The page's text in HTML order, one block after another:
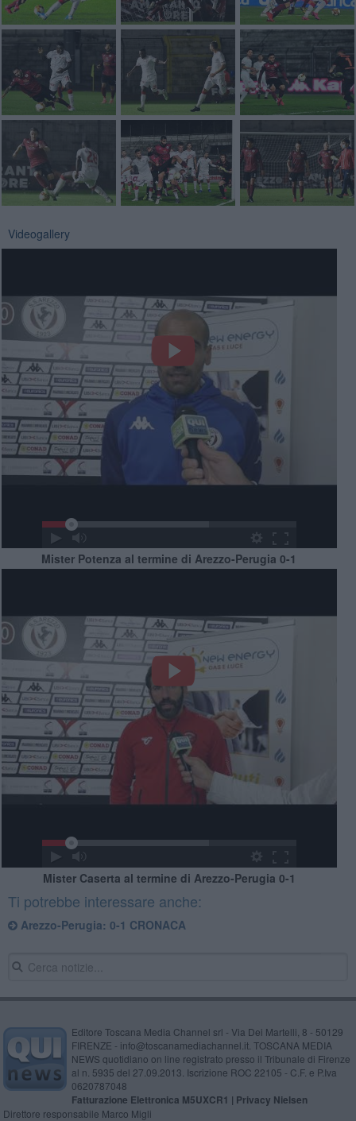
Videogallery
Mister Potenza al termine di Arezzo-Perugia 0-1
Mister Caserta al termine di Arezzo-Perugia 0-1
Ti potrebbe interessare anche:
Arezzo-Perugia: 0-1 CRONACA
Editore Toscana Media Channel srl - Via Dei Martelli, 8 - 50129
FIRENZE - info@toscanamediachannel.it. TOSCANA MEDIA
NEWS quotidiano on line registrato presso il Tribunale di Firenze
al n. 5935 del 27.09.2013. Iscrizione ROC 22105 - C.F. e P.Iva
0620787048
Fatturazione Elettronica M5UXCR1 | Privacy Nielsen
Direttore responsabile Marco Migli